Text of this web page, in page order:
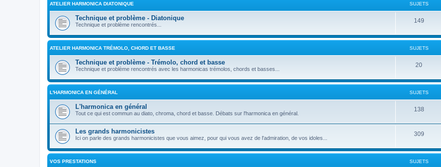
ATELIER HARMONICA DIATONIQUE SUJETS
Technique et problème - Diatonique
Technique et problème rencontrés...
149
ATELIER HARMONICA TRÉMOLO, CHORD ET BASSE SUJETS
Technique et problème - Trémolo, chord et basse
Technique et problème rencontrés avec les harmonicas trémolos, chords et basses...
20
L'HARMONICA EN GÉNÉRAL SUJETS
L'harmonica en général
Tout ce qui est commun au diato, chroma, chord et basse. Débats sur l'harmonica en général.
138
Les grands harmonicistes
Ici on parle des grands harmonicistes que vous aimez, pour qui vous avez de l'admiration, de vos idoles...
309
VOS PRESTATIONS SUJETS